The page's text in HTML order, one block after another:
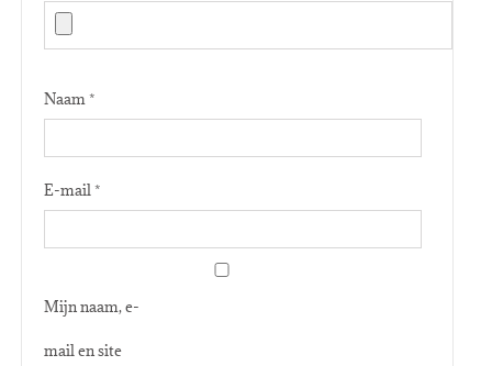
Naam*
E-mail*
Mijn naam, e-
mail en site